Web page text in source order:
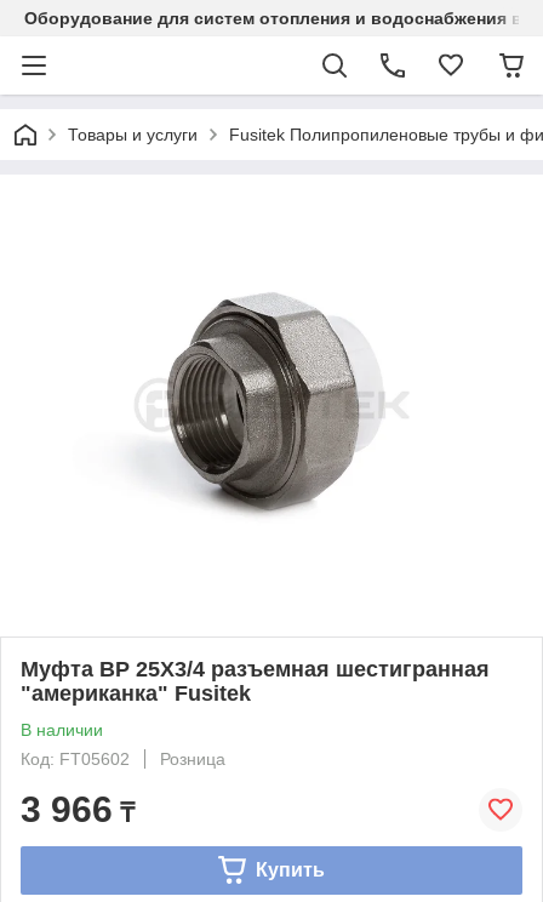
Оборудование для систем отопления и водоснабжения в
Товары и услуги Fusitek Полипропиленовые трубы и
Муфта ВР 25Х3/4 разъемная шестигранная
"американка" Fusitek
В наличии
Код: FT05602
Розница
3 966 ₸
Купить